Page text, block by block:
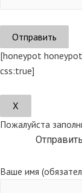
[honeypot
css:true]
Х
Пожалуйста
Ваше имя